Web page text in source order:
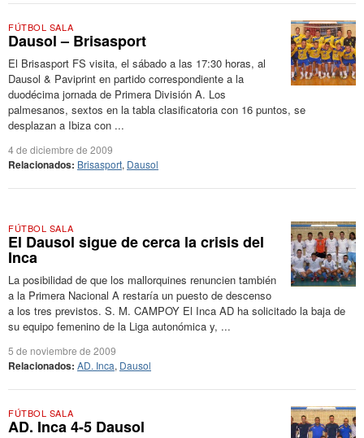
FÚTBOL SALA
Dausol – Brisasport
El Brisasport FS visita, el sábado a las 17:30 horas, al
Dausol & Paviprint en partido correspondiente a la
duodécima jornada de Primera División A. Los
palmesanos, sextos en la tabla clasificatoria con 16 puntos, se
desplazan a Ibiza con ...
4 de diciembre de 2009
Relacionados: Brisasport, Dausol
FÚTBOL SALA
El Dausol sigue de cerca la crisis del
Inca
La posibilidad de que los mallorquines renuncien también
a la Primera Nacional A restaría un puesto de descenso
a los tres previstos. S. M. CAMPOY El Inca AD ha solicitado la baja de
su equipo femenino de la Liga autonómica y, ...
5 de noviembre de 2009
Relacionados: AD. Inca, Dausol
FÚTBOL SALA
AD. Inca 4-5 Dausol